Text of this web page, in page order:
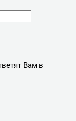
Вам в